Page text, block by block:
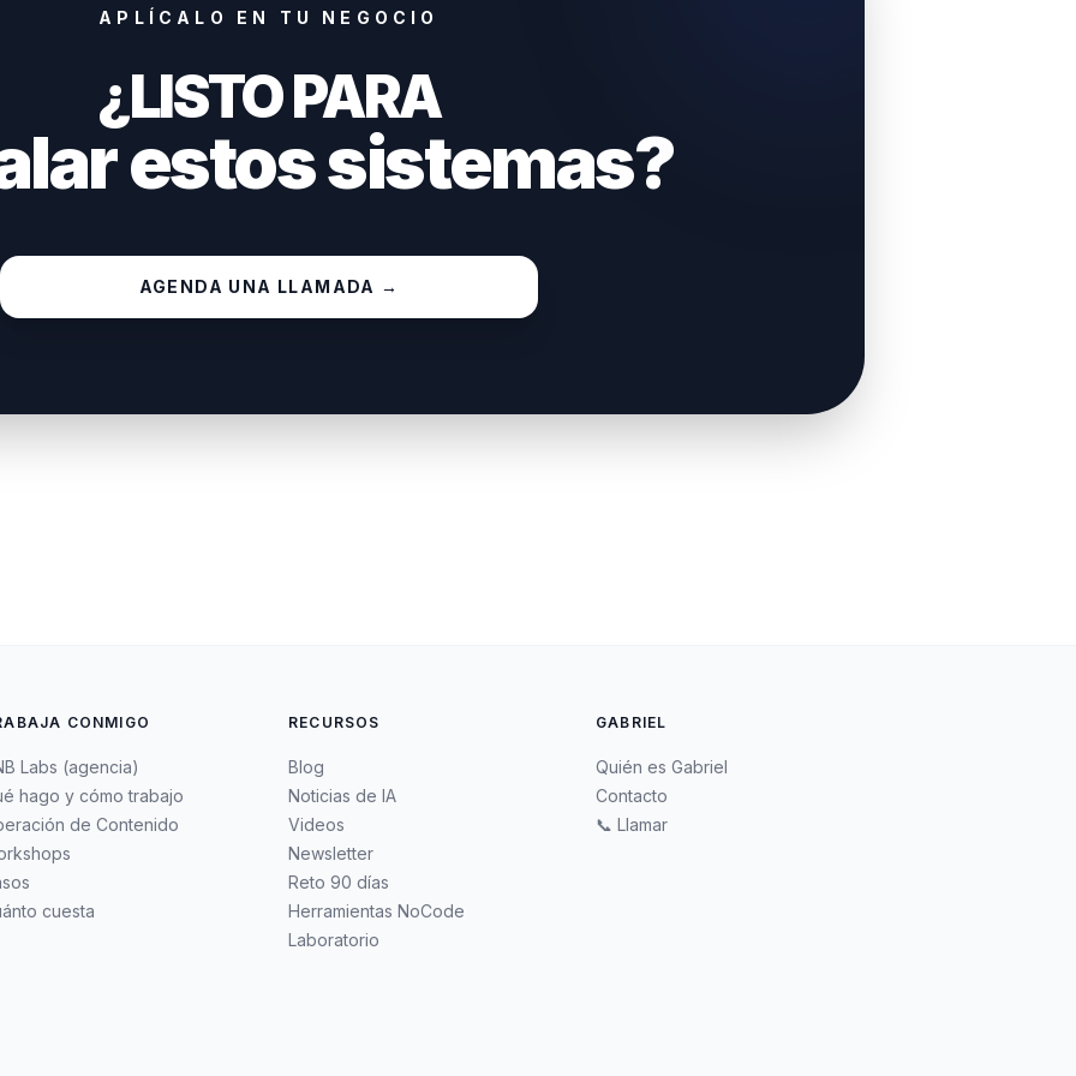
APLÍCALO EN TU NEGOCIO
¿LISTO PARA
estos sistemas?
AGENDA UNA LLAMADA →
CONMIGO
Labs (agencia)
hago y cómo trabajo
de Contenido
cuesta
RECURSOS
Blog
Noticias de IA
Videos
Newsletter
Reto 90 días
Herramientas NoCode
Laboratorio
GABRIEL
Quién es Gabriel
Contacto
📞 Llamar